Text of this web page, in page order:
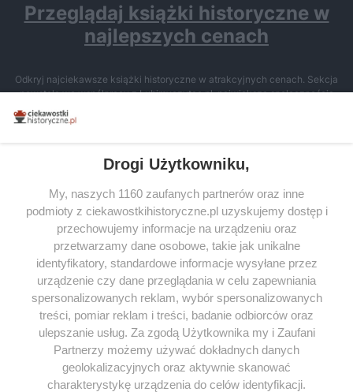
Przeglądaj książki historyczne w
najlepszych cenach
Odkryj najciekawsze książki historyczne w atrakcyjnych cenach. Sekcja
powstała we współpracy z Lubimyczytac.pl, największą społecznością
miłośników literatury w Polsce – dzięki temu możesz wybierać spośród
tytułów najwyżej ocenianych przez czytelników.
SERWIS
SPOŁECZNOŚĆ
WSPÓŁPRACA
KONTAKT
ODWIEDŹ RÓWNIEŻ:
Drogi Użytkowniku,
My, naszych 1160 zaufanych partnerów oraz inne
podmioty z ciekawostkihistoryczne.pl uzyskujemy dostęp i
przechowujemy informacje na urządzeniu oraz
przetwarzamy dane osobowe, takie jak unikalne
identyfikatory, standardowe informacje wysyłane przez
urządzenie czy dane przeglądania w celu zapewniania
spersonalizowanych reklam, wybór spersonalizowanych
treści, pomiar reklam i treści, badanie odbiorców oraz
ulepszanie usług. Za zgodą Użytkownika my i Zaufani
Partnerzy możemy używać dokładnych danych
geolokalizacyjnych oraz aktywnie skanować
charakterystykę urządzenia do celów identyfikacji.